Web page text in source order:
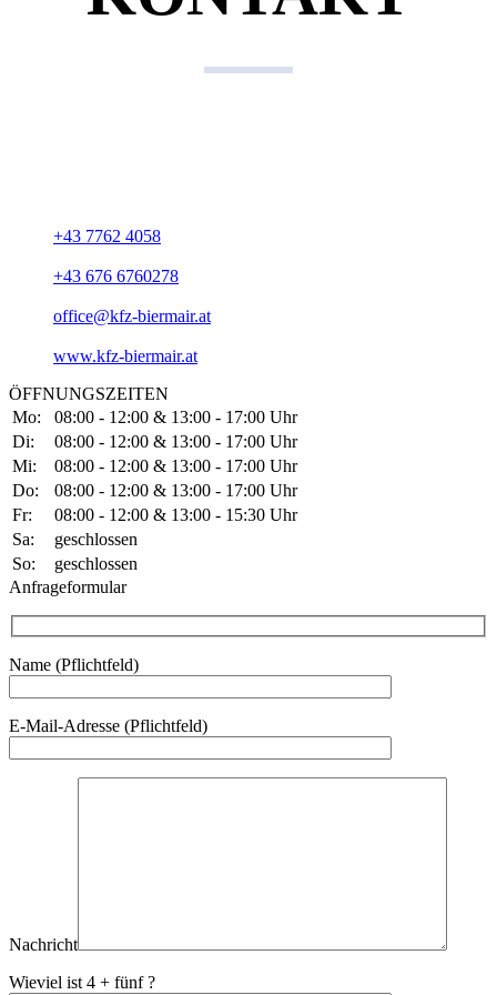
+43 7762 4058
+43 676 6760278
office@kfz-biermair.at
www.kfz-biermair.at
ÖFFNUNGSZEITEN
Mo:
08:00 - 12:00 & 13:00 - 17:00 Uhr
Di:
08:00 - 12:00 & 13:00 - 17:00 Uhr
Mi:
08:00 - 12:00 & 13:00 - 17:00 Uhr
Do:
08:00 - 12:00 & 13:00 - 17:00 Uhr
Fr:
08:00 - 12:00 & 13:00 - 15:30 Uhr
Sa:
geschlossen
So:
geschlossen
Anfrageformular
Name (Pflichtfeld)
Bitte lasse dieses Feld leer.
E-Mail-Adresse (Pflichtfeld)
Nachricht
Wieviel ist 4 + fünf ?